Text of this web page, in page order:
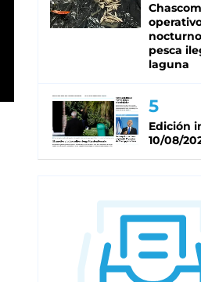
pesca
laguna
Edición
10/08/